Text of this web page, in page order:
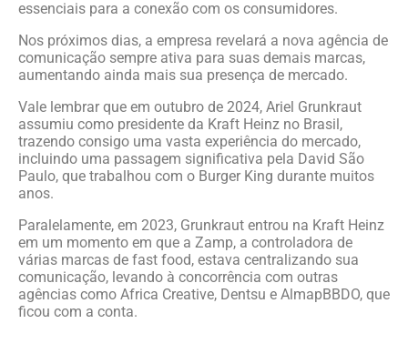
essenciais para a conexão com os consumidores.
Nos próximos dias, a empresa revelará a nova agência de
comunicação sempre ativa para suas demais marcas,
aumentando ainda mais sua presença de mercado.
Vale lembrar que em outubro de 2024, Ariel Grunkraut
assumiu como presidente da Kraft Heinz no Brasil,
trazendo consigo uma vasta experiência do mercado,
incluindo uma passagem significativa pela David São
Paulo, que trabalhou com o Burger King durante muitos
anos.
Paralelamente, em 2023, Grunkraut entrou na Kraft Heinz
em um momento em que a Zamp, a controladora de
várias marcas de fast food, estava centralizando sua
comunicação, levando à concorrência com outras
agências como Africa Creative, Dentsu e AlmapBBDO, que
ficou com a conta.